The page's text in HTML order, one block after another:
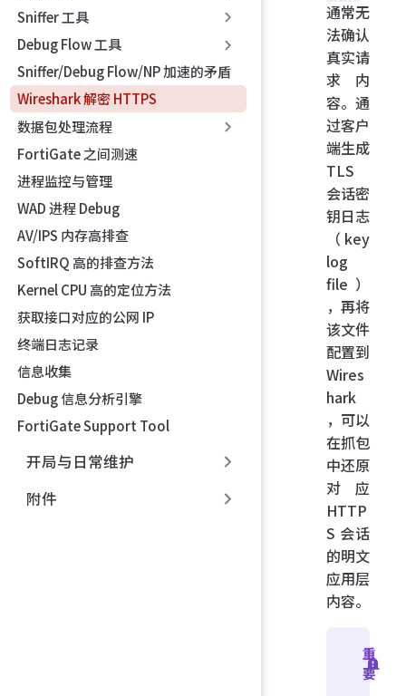
Sniffer 工具
Debug Flow 工具
Sniffer/Debug Flow/NP 加速的矛盾
Wireshark 解密 HTTPS
数据包处理流程
FortiGate 之间测速
进程监控与管理
WAD 进程 Debug
AV/IPS 内存高排查
SoftIRQ 高的排查方法
Kernel CPU 高的定位方法
获取接口对应的公网 IP
终端日志记录
信息收集
Debug 信息分析引擎
FortiGate Support Tool
开局与日常维护
附件
通常无
法确认
真实请
求内
容。通
过客户
端生成
TLS
会话密
钥日志
（key
log
file）
，再将
该文件
配置到
Wires
hark
，可以
在抓包
中还原
对应
HTTP
S 会话
的明文
应用层
内容。
重
要